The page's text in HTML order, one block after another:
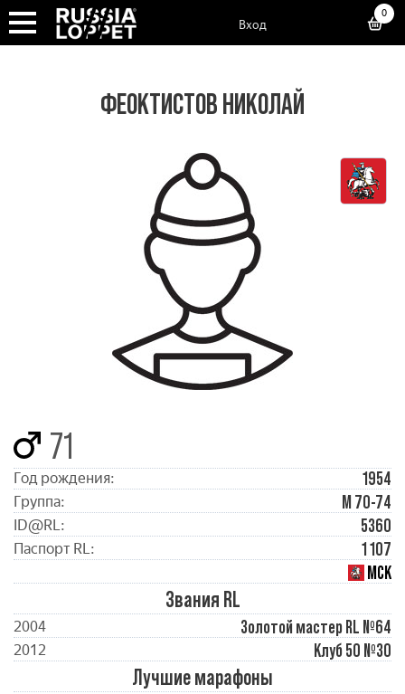
Вход
0
ФЕОКТИСТОВ НИКОЛАЙ
71
Год рождения: 1954
Группа: М 70-74
ID@RL: 5360
Паспорт RL:
1 107
МСК
Звания RL
2004 Золотой мастер RL №64
2012 Клуб 50 №30
Лучшие марафоны